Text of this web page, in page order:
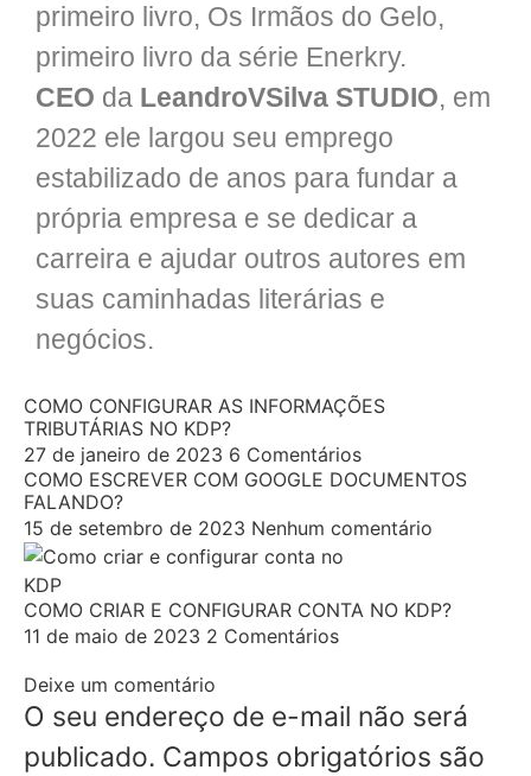
primeiro livro, Os Irmãos do Gelo,
primeiro livro da série Enerkry.
CEO da LeandroVSilva STUDIO, em
2022 ele largou seu emprego
estabilizado de anos para fundar a
própria empresa e se dedicar a
carreira e ajudar outros autores em
suas caminhadas literárias e
negócios.
COMO CONFIGURAR AS INFORMAÇÕES
TRIBUTÁRIAS NO KDP?
27 de janeiro de 2023 6 Comentários
COMO ESCREVER COM GOOGLE DOCUMENTOS
FALANDO?
15 de setembro de 2023 Nenhum comentário
COMO CRIAR E CONFIGURAR CONTA NO KDP?
11 de maio de 2023 2 Comentários
Deixe um comentário
O seu endereço de e-mail não será
publicado. Campos obrigatórios são